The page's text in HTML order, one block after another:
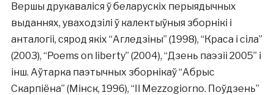
Вершы друкаваліся ў беларускіх перыядычных
выданнях, уваходзілі ў калектыўныя зборнікі і
анталогіі, сярод якіх “Агледзіны” (1998), “Краса і сіла”
(2003), “Poems on liberty” (2004), “Дзень паэзіі 2005” і
інш. Аўтарка паэтычных зборнікаў “Абрыс
Скарпіёна” (Мінск, 1996), “Il Mezzogiorno. Поўдзень”